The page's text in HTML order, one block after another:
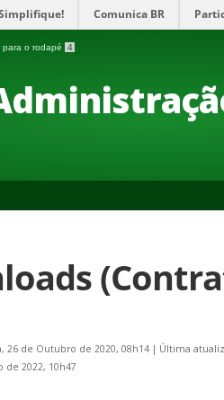
Comunica BR
para o rodapé 4
26 de Outubro de 2020, 08h14 | Última
de 2022, 10h47